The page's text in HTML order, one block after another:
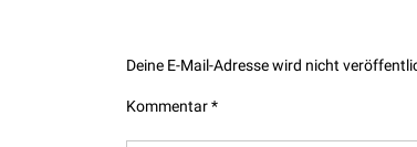
Deine E-Mail-Adresse wird nicht
Kommentar*